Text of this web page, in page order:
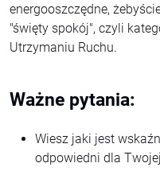
energooszczędne,
"święty spokój", czyli
Utrzymaniu Ruchu.
Ważne pytania:
Wiesz jaki jest
odpowiedni dla